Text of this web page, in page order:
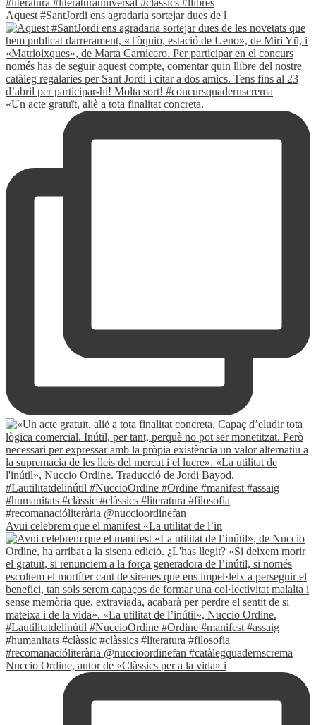
Aquest #SantJordi ens agradaria sortejar dues de l
«Un acte gratuït, aliè a tota finalitat concreta.
Avui celebrem que el manifest «La utilitat de l’in
Nuccio Ordine, autor de «Clàssics per a la vida» i